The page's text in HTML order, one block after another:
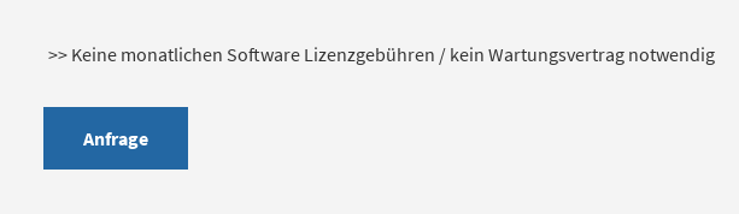
>> Keine monatlichen Software Lizenzgebühren / kein Wartungsvertrag notwendig
Anfrage